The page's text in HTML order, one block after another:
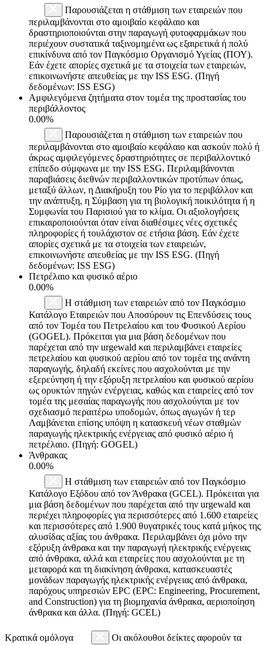
Παρουσιάζεται η στάθμιση των εταιρειών που
περιλαμβάνονται στο αμοιβαίο κεφάλαιο και
δραστηριοποιούνται στην παραγωγή φυτοφαρμάκων που
περιέχουν συστατικά ταξινομημένα ως εξαιρετικά ή πολύ
επικίνδυνα από τον Παγκόσμιο Οργανισμό Υγείας (ΠΟΥ).
Εάν έχετε απορίες σχετικά με τα στοιχεία των εταιρειών,
επικοινωνήστε απευθείας με την ISS ESG. (Πηγή
δεδομένων: ISS ESG)
Αμφιλεγόμενα ζητήματα στον τομέα της προστασίας του
περιβάλλοντος
0.00%
Παρουσιάζεται η στάθμιση των εταιρειών που
περιλαμβάνονται στο αμοιβαίο κεφάλαιο και ασκούν πολύ ή
άκρως αμφιλεγόμενες δραστηριότητες σε περιβαλλοντικό
επίπεδο σύμφωνα με την ISS ESG. Περιλαμβάνονται
παραβιάσεις διεθνών περιβαλλοντικών προτύπων όπως,
μεταξύ άλλων, η Διακήρυξη του Ρίο για το περιβάλλον και
την ανάπτυξη, η Σύμβαση για τη βιολογική ποικιλότητα ή η
Συμφωνία του Παρισιού για το κλίμα. Οι αξιολογήσεις
επικαιροποιούνται όταν είναι διαθέσιμες νέες σχετικές
πληροφορίες ή τουλάχιστον σε ετήσια βάση. Εάν έχετε
απορίες σχετικά με τα στοιχεία των εταιρειών,
επικοινωνήστε απευθείας με την ISS ESG. (Πηγή
δεδομένων: ISS ESG)
Πετρέλαιο και φυσικό αέριο
0.00%
Η στάθμιση των εταιρειών από τον Παγκόσμιο
Κατάλογο Εταιρειών που Αποσύρουν τις Επενδύσεις τους
από τον Τομέα του Πετρελαίου και του Φυσικού Αερίου
(GOGEL). Πρόκειται για μια βάση δεδομένων που
παρέχεται από την urgewald και περιλαμβάνει εταιρείες
πετρελαίου και φυσικού αερίου από τον τομέα της ανάντη
παραγωγής, δηλαδή εκείνες που ασχολούνται με την
εξερεύνηση ή την εξόρυξη πετρελαίου και φυσικού αερίου
ως ορυκτών πηγών ενέργειας, καθώς και εταιρείες από τον
τομέα της μεσαίας παραγωγής που ασχολούνται με τον
σχεδιασμό περαιτέρω υποδομών, όπως αγωγών ή τερ
Λαμβάνεται επίσης υπόψη η κατασκευή νέων σταθμών
παραγωγής ηλεκτρικής ενέργειας από φυσικό αέριο ή
πετρέλαιο. (Πηγή: GOGEL)
Άνθρακας
0.00%
Η στάθμιση των εταιρειών από τον Παγκόσμιο
Κατάλογο Εξόδου από τον Άνθρακα (GCEL). Πρόκειται για
μια βάση δεδομένων που παρέχεται από την urgewald και
περιέχει πληροφορίες για περισσότερες από 1.600 εταιρείες
και περισσότερες από 1.900 θυγατρικές τους κατά μήκος της
αλυσίδας αξίας του άνθρακα. Περιλαμβάνει όχι μόνο την
εξόρυξη άνθρακα και την παραγωγή ηλεκτρικής ενέργειας
από άνθρακα, αλλά και εταιρείες που ασχολούνται με τη
μεταφορά και τη διακίνηση άνθρακα, κατασκευαστές
μονάδων παραγωγής ηλεκτρικής ενέργειας από άνθρακα,
παρόχους υπηρεσιών EPC (EPC: Engineering, Procurement,
and Construction) για τη βιομηχανία άνθρακα, αεριοποίηση
άνθρακα και άλλα. (Πηγή: GCEL)
Κρατικά ομόλογα
Οι ακόλουθοι δείκτες αφορούν τα